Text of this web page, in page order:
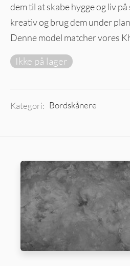
dem til at skabe hygge og liv
kreativ og brug dem under
Denne model matcher vores
Ikke på lager
Kategori: Bordskånere